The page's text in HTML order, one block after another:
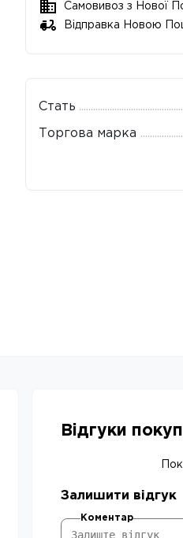
Самовивоз з Нової
Відправка Новою
Стать
Торгова марка
Відгуки
Залишити відгук
Коментар